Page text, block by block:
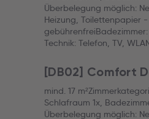
Überbelegung möglich:
Heizung, Toilettenpapier
Technik: Telefon, TV,
[DB02] Comfort
mind. 17
Schlafraum 1x,
Überbelegung möglich: